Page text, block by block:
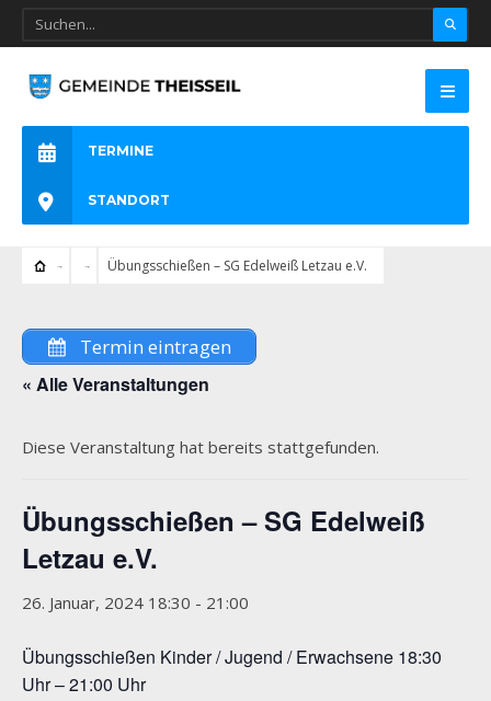
TERMINE
STANDORT
Übungsschießen – SG Edelweiß Letzau e.V.
Termin eintragen
« Alle Veranstaltungen
Diese Veranstaltung hat bereits stattgefunden.
Übungsschießen – SG Edelweiß
Letzau e.V.
26. Januar, 2024 18:30 - 21:00
Übungsschießen Kinder / Jugend / Erwachsene 18:30
Uhr – 21:00 Uhr